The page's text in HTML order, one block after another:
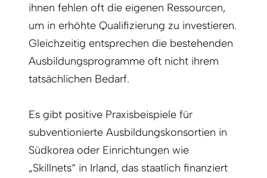
ihnen fehlen oft die eigenen Ressourcen,
um in erhöhte Qualifizierung zu investieren.
Gleichzeitig entsprechen die bestehenden
Ausbildungsprogramme oft nicht ihrem
tatsächlichen Bedarf.
Es gibt positive Praxisbeispiele für
subventionierte Ausbildungskonsortien in
Südkorea oder Einrichtungen wie
„Skillnets“ in Irland, das staatlich finanziert